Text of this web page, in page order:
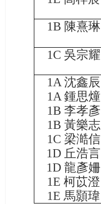
1B 陳熹琳
1C 吳宗耀
1A沈鑫辰
1A鍾思燑
1B 李孝彥
1B 黃樂志
1C 梁澔信
1D 丘浩言
1D 龍彥姍
1E 柯苡澄
1E 馬顥瑋